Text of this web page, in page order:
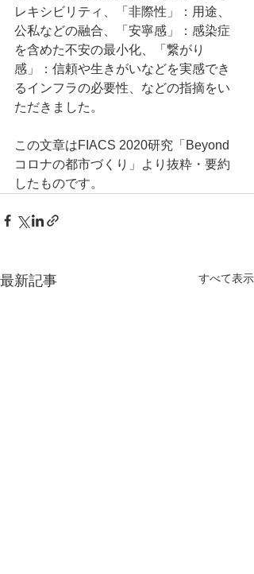
レキシビリティ、「非際性」：用途、
公私などの融合、「安寧感」：感染症
を含めた不安の最小化、「繋がり
感」：信頼や生きがいなどを実感でき
るインフラの必要性、などの指摘をい
ただきました。
この文章はFIACS 2020研究「Beyond
コロナの都市づくり」より抜粋・要約
したものです。
最新記事 すべて表示